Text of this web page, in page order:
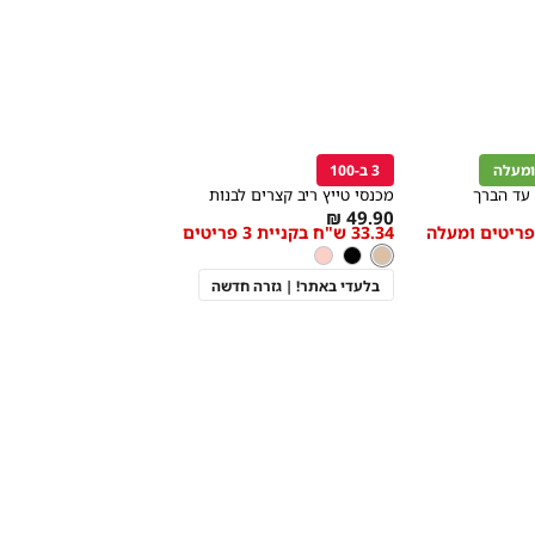
עד הברך
Color
ניוד
מידה
הוספה
לסל
3 ב-100
מכנסי טייץ ריב קצרים לבנות
As
low
as
49.90 ₪
33.34 ש"ח בקניית 3 פריטים
צבע
ניוד
ניוד שחורורוד
בלרינה
בלעדי באתר! | גזרה חדשה